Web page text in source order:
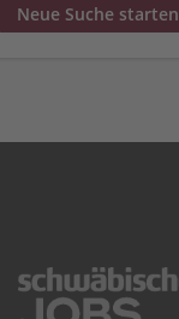
Neue Suche starten